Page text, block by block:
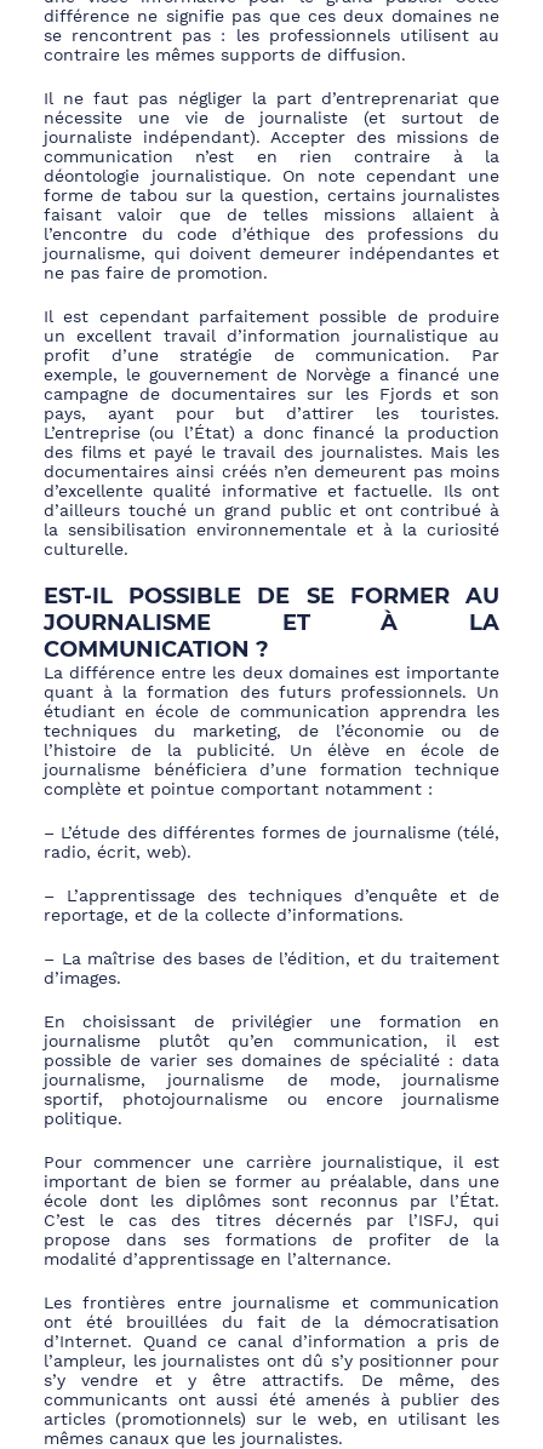
différence ne signifie pas que ces deux domaines ne
se rencontrent pas : les professionnels utilisent au
contraire les mêmes supports de diffusion.
Il ne faut pas négliger la part d’entreprenariat que
nécessite une vie de journaliste (et surtout de
journaliste indépendant). Accepter des missions de
communication n’est en rien contraire à la
déontologie journalistique. On note cependant une
forme de tabou sur la question, certains journalistes
faisant valoir que de telles missions allaient à
l’encontre du code d’éthique des professions du
journalisme, qui doivent demeurer indépendantes et
ne pas faire de promotion.
Il est cependant parfaitement possible de produire
un excellent travail d’information journalistique au
profit d’une stratégie de communication. Par
exemple, le gouvernement de Norvège a financé une
campagne de documentaires sur les Fjords et son
pays, ayant pour but d’attirer les touristes.
L’entreprise (ou l’État) a donc financé la production
des films et payé le travail des journalistes. Mais les
documentaires ainsi créés n’en demeurent pas moins
d’excellente qualité informative et factuelle. Ils ont
d’ailleurs touché un grand public et ont contribué à
la sensibilisation environnementale et à la curiosité
culturelle.
EST-IL POSSIBLE DE SE FORMER AU
JOURNALISME ET À LA
COMMUNICATION ?
La différence entre les deux domaines est importante
quant à la formation des futurs professionnels. Un
étudiant en école de communication apprendra les
techniques du marketing, de l’économie ou de
l’histoire de la publicité. Un élève en école de
journalisme bénéficiera d’une formation technique
complète et pointue comportant notamment :
– L’étude des différentes formes de journalisme (télé,
radio, écrit, web).
– L’apprentissage des techniques d’enquête et de
reportage, et de la collecte d’informations.
– La maîtrise des bases de l’édition, et du traitement
d’images.
En choisissant de privilégier une formation en
journalisme plutôt qu’en communication, il est
possible de varier ses domaines de spécialité : data
journalisme, journalisme de mode, journalisme
sportif, photojournalisme ou encore journalisme
politique.
Pour commencer une carrière journalistique, il est
important de bien se former au préalable, dans une
école dont les diplômes sont reconnus par l’État.
C’est le cas des titres décernés par l’ISFJ, qui
propose dans ses formations de profiter de la
modalité d’apprentissage en l’alternance.
Les frontières entre journalisme et communication
ont été brouillées du fait de la démocratisation
d’Internet. Quand ce canal d’information a pris de
l’ampleur, les journalistes ont dû s’y positionner pour
s’y vendre et y être attractifs. De même, des
communicants ont aussi été amenés à publier des
articles (promotionnels) sur le web, en utilisant les
mêmes canaux que les journalistes.